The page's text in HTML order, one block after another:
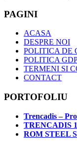
PAGINI
ACASA
DESPRE NOI
POLITICA DE
POLITICA
TERMENI SI
CONTACT
PORTOFOLIU
Trencadis –
TRENCADIS
ROM STEEL